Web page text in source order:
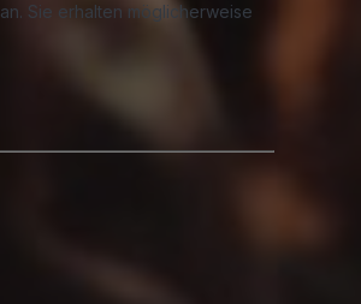
an. Sie erhalten möglicherweise